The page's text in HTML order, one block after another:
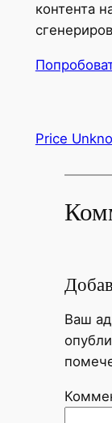
контента
Price
Ваш